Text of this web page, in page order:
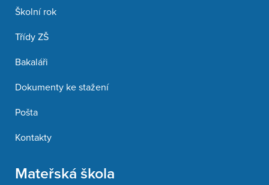
Školní rok
Třídy ZŠ
Bakaláři
Dokumenty ke stažení
Pošta
Kontakty
Mateřská škola